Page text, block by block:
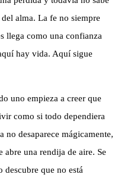
alma. La fe no siempre
llega como una confianza
hay vida. Aquí sigue
uno empieza a creer que
como si todo dependiera
no desaparece mágicamente,
abre una rendija de aire. Se
descubre que no está